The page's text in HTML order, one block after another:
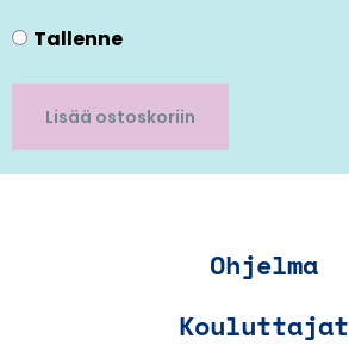
Tallenne
Lisää ostoskoriin
Ohjelma
Kouluttajat